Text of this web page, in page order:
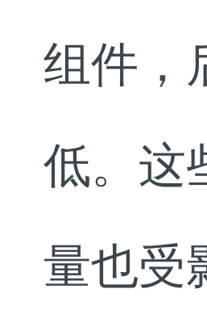
组件，
低。这
量也受